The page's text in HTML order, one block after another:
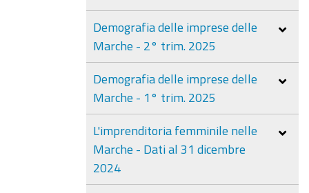
Demografia delle imprese delle
Marche - 2° trim. 2025
Demografia delle imprese delle
Marche - 1° trim. 2025
L'imprenditoria femminile nelle
Marche - Dati al 31 dicembre
2024